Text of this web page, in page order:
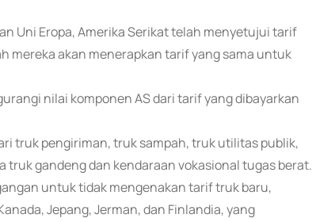
Uni Eropa, Amerika Serikat telah menyetujui tarif
mereka akan menerapkan tarif yang sama untuk
nilai komponen AS dari tarif yang dibayarkan
truk pengiriman, truk sampah, truk utilitas publik,
gandeng dan kendaraan vokasional tugas berat.
untuk tidak mengenakan tarif truk baru,
Jepang, Jerman, dan Finlandia, yang